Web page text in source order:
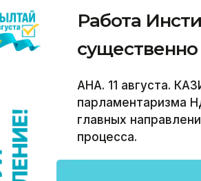
Работа
АНА. 11 августа.
парламентаризма
главных
процесса.